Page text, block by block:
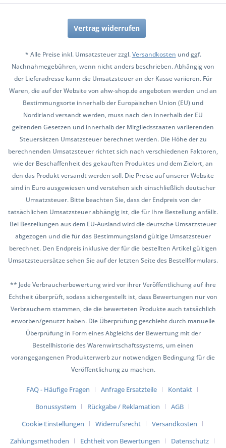
Vertrag widerrufen
* Alle Preise inkl. Umsatzsteuer zzgl.Versandkosten und ggf.
Nachnahmegebühren, wenn nicht anders beschrieben. Abhängig von
der Lieferadresse kann die Umsatzsteuer an der Kasse variieren. Für
Waren, die auf der Website von ahw-shop.de angeboten werden und an
Bestimmungsorte innerhalb der Europäischen Union (EU) und
Nordirland versandt werden, muss nach den innerhalb der EU
geltenden Gesetzen und innerhalb der Mitgliedsstaaten variierenden
Steuersätzen Umsatzsteuer berechnet werden. Die Höhe der zu
berechnenden Umsatzsteuer richtet sich nach verschiedenen Faktoren,
wie der Beschaffenheit des gekauften Produktes und dem Zielort, an
den das Produkt versandt werden soll. Die Preise auf unserer Website
sind in Euro ausgewiesen und verstehen sich einschließlich deutscher
Umsatzsteuer. Bitte beachten Sie, dass der Endpreis von der
tatsächlichen Umsatzsteuer abhängig ist, die für Ihre Bestellung anfällt.
Bei Bestellungen aus dem EU-Ausland wird die deutsche Umsatzsteuer
abgezogen und die für das Bestimmungsland gültige Umsatzsteuer
berechnet. Den Endpreis inklusive der für die bestellten Artikel gültigen
Umsatzsteuersätze sehen Sie auf der letzten Seite des Bestellformulars.
** Jede Verbraucherbewertung wird vor ihrer Veröffentlichung auf ihre
Echtheit überprüft, sodass sichergestellt ist, dass Bewertungen nur von
Verbrauchern stammen, die die bewerteten Produkte auch tatsächlich
erworben/genutzt haben. Die Überprüfung geschieht durch manuelle
Überprüfung in Form eines Abgleichs der Bewertung mit der
Bestellhistorie des Warenwirtschaftssystems, um einen
vorangegangenen Produkterwerb zur notwendigen Bedingung für die
Veröffentlichung zu machen.
FAQ - Häufige Fragen Anfrage Ersatzteile
Kontakt
Bonussystem
Rückgabe / Reklamation
AGB
Cookie Einstellungen
Widerrufsrecht
Versandkosten
Zahlungsmethoden
Echtheit von Bewertungen Datenschutz